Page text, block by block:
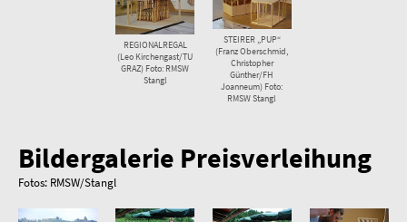
REGIONALREGAL
(Leo Kirchengast/TU
GRAZ) Foto: RMSW
Stangl
STEIRER „PUP“
(Franz Oberschmid,
Christopher
Günther/FH
Joanneum) Foto:
RMSW Stangl
Bildergalerie Preisverleihung
Fotos: RMSW/Stangl